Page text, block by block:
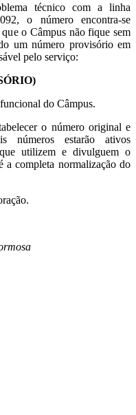
técnico com a linha
o número encontra-se
o Câmpus não fique sem
um número provisório em
pelo serviço:
do Câmpus.
o número original e
números estarão ativos
utilizem e divulguem o
a completa normalização do